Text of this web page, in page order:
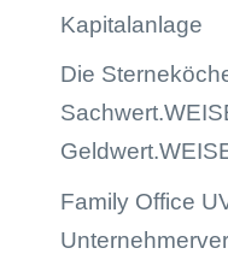
Kapitalanlage
Die
Family Office